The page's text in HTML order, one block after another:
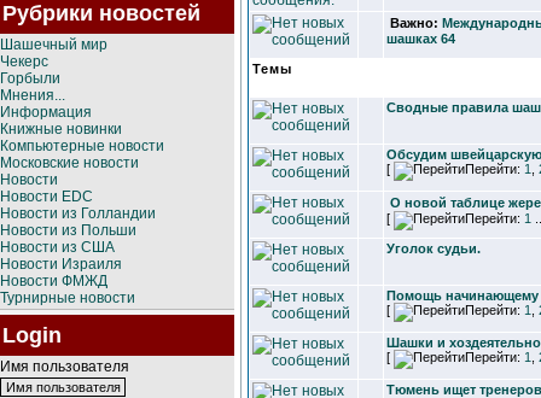
Рубрики новостей
Шашечный мир
Чекерс
Горбыли
Мнения...
Информация
Книжные новинки
Компьютерные новости
Московские новости
Новости
Новости EDC
Новости из Голландии
Новости из Польши
Новости из США
Новости Израиля
Новости ФМЖД
Турнирные новости
Login
Имя пользователя
Важно:
шашках 64
Темы
Сводные правила
Обсудим
[
Перейти: 1
О новой таблице
[
Перейти: 1
Уголок судьи.
Помощь начинающему
[
Перейти: 1
Шашки и
[
Перейти: 1
Тюмень ищет тренеров